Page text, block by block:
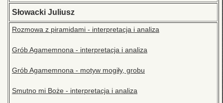
Słowacki Juliusz
Rozmowa z piramidami - interpretacja i analiza
Grób Agamemnona - interpretacja i analiza
Grób Agamemnona - motyw mogiły, grobu
Smutno mi Boże - interpretacja i analiza